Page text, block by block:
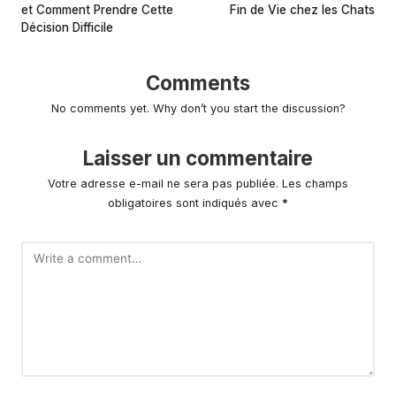
et Comment Prendre Cette
Décision Difficile
Fin de Vie chez les Chats
Comments
No comments yet. Why don’t you start the discussion?
Laisser un commentaire
Votre adresse e-mail ne sera pas publiée. Les champs
obligatoires sont indiqués avec *